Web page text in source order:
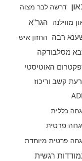
דרשה לבר מצוה
מווילנה
הגר"א
רבה
החזון איש
מסלבודקה
האוטיסטי
קשב וריכוז
כללית
פרטית
פרטית מיוחדת
רגשית